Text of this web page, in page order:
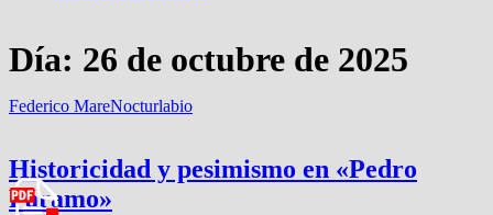
Día: 26 de octubre de 2025
Federico MareNocturlabio
Historicidad y pesimismo en «Pedro
Páramo»